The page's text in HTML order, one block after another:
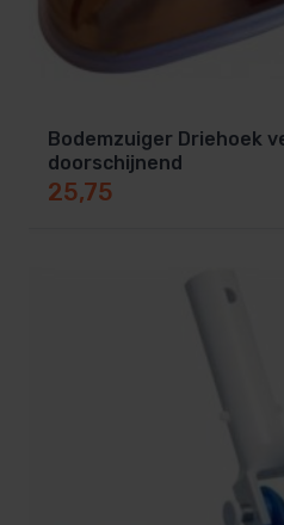
Bodemzuiger Driehoek
doorschijnend
25,75